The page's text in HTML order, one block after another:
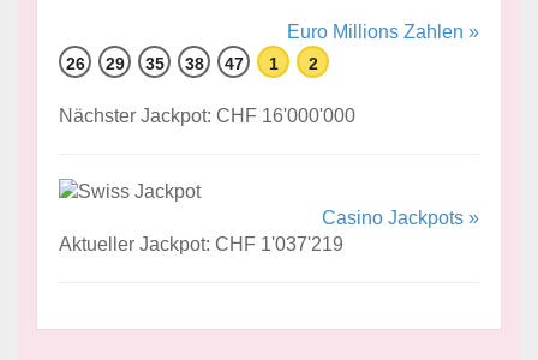
Euro Millions Zahlen »
26 29 35 38 47 1 2
Nächster Jackpot: CHF 16'000'000
Casino Jackpots »
Aktueller Jackpot: CHF 1'037'219